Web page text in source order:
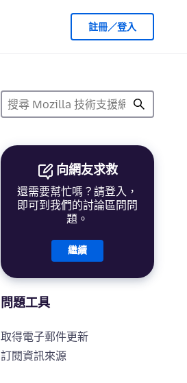
註冊／登入
向網友求救
還需要幫忙嗎？請登入，
即可到我們的討論區問問
題。
繼續
問題工具
取得電子郵件更新
訂閱資訊來源